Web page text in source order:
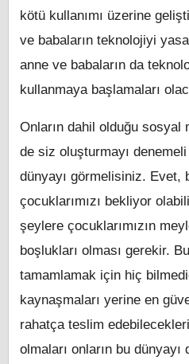
kötü kullanımı üzerine
ve babaların teknolojiyi
anne ve babaların da
kullanmaya başlamaları
Onların dahil olduğu
de siz oluşturmayı denemeli
dünyayı görmelisiniz. Evet,
çocuklarımızı bekliyor
şeylere çocuklarımızın
boşlukları olması gerekir.
tamamlamak için hiç
kaynaşmaları yerine en
rahatça teslim
olmaları onların bu